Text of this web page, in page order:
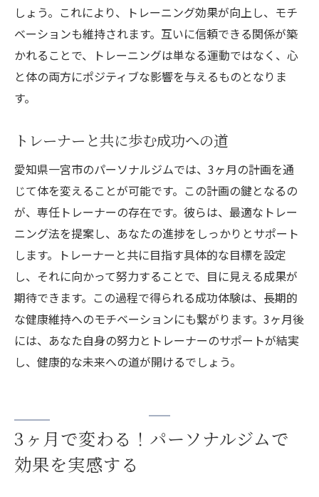
しょう。これにより、トレーニング効果が向上し、モチ
ベーションも維持されます。互いに信頼できる関係が築
かれることで、トレーニングは単なる運動ではなく、心
と体の両方にポジティブな影響を与えるものとなりま
す。
トレーナーと共に歩む成功への道
愛知県一宮市のパーソナルジムでは、3ヶ月の計画を通
じて体を変えることが可能です。この計画の鍵となるの
が、専任トレーナーの存在です。彼らは、最適なトレー
ニング法を提案し、あなたの進捗をしっかりとサポート
します。トレーナーと共に目指す具体的な目標を設定
し、それに向かって努力することで、目に見える成果が
期待できます。この過程で得られる成功体験は、長期的
な健康維持へのモチベーションにも繋がります。3ヶ月後
には、あなた自身の努力とトレーナーのサポートが結実
し、健康的な未来への道が開けるでしょう。
3ヶ月で変わる！パーソナルジムで
効果を実感する